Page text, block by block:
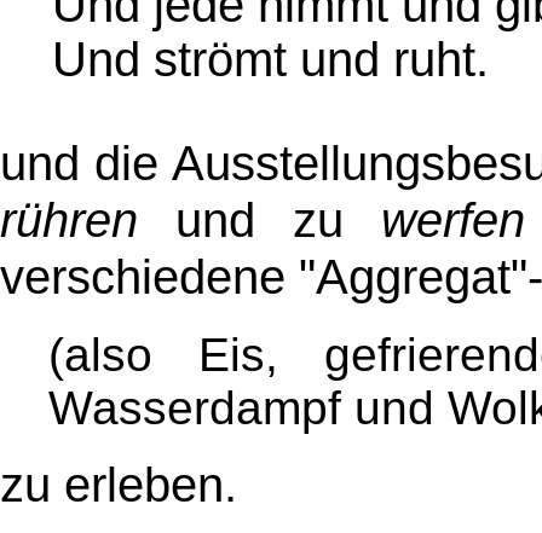
Und strömt und ruht.
und die
rühren und zu werfen
verschiedene
(also Eis,
Wasserdampf und
zu erleben.